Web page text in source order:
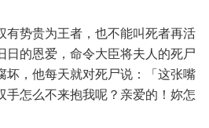
势贵为王者，也不能叫死者再活
日的恩爱，命令大臣将夫人的死尸
坏，他每天就对死尸说：「这张嘴
手怎么不来抱我呢？亲爱的！妳怎